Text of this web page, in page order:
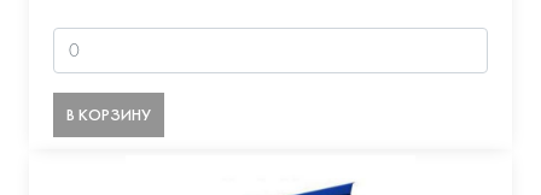
В КОРЗИНУ